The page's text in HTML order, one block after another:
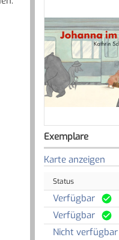
Exemplare
Karte anzeigen
Status
Verfügbar
Verfügbar
Nicht verfügbar